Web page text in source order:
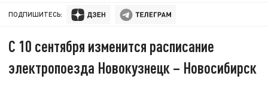
ПОДПИШИТЕСЬ:
С 10 сентября изменится расписание
электропоезда Новокузнецк – Новосибирск